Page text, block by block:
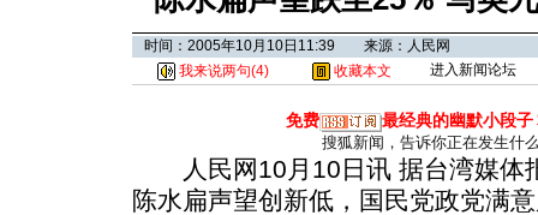
时间：2005年10月10日11:39 来源：人民网
我来说两句(4) 收藏本文 进入新闻论坛
免费 最经典的幽默小段子
搜狐新闻，告诉你正在发生什
人民网10月10日讯 据台湾媒体
陈水扁声望创新低，国民党政党满